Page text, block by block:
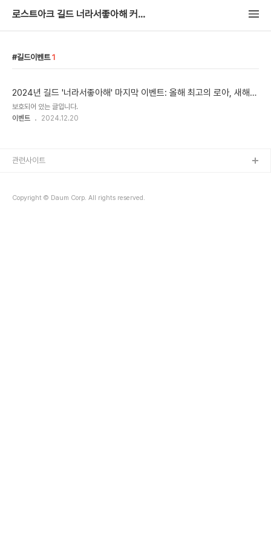
로스트아크 길드 너라서좋아해 커뮤니티
길드이벤트 1
2024년 길드 '너라서좋아해' 마지막 이벤트: 올해 최고의 로아, 새해
최고의 나날
보호되어 있는 글입니다.
이벤트
2024.12.20
Copyright © Daum Corp. All rights reserved.
관련사이트